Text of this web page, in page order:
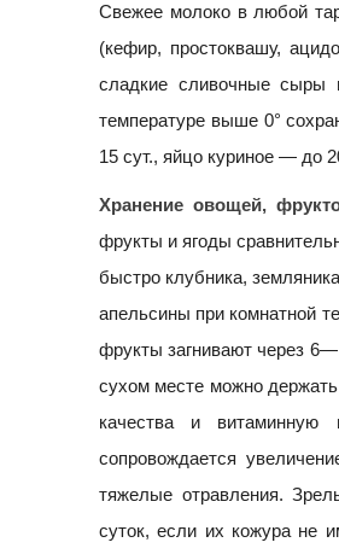
Свежее молоко в любой
(кефир, простоквашу,
сладкие сливочные сыры
температуре выше 0°
15 сут., яйцо куриное — до
Хранение овощей,
фрукты и ягоды
быстро клубника,
апельсины при комнатной
фрукты загнивают через
сухом месте можно
качества и витаминную
сопровождается
тяжелые отравления.
суток, если их кожура не